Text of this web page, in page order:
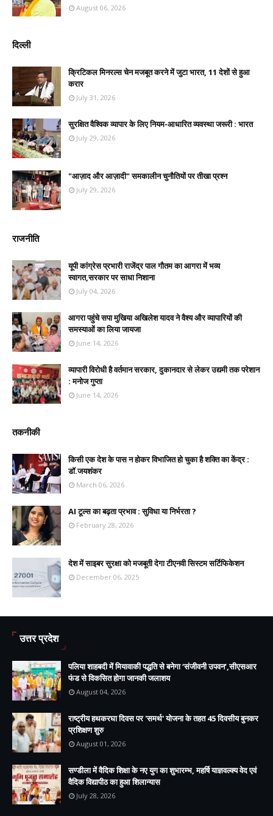
August 06, 2026
दिल्ली
क्रिटिकल मिनरल्स चेन मजबूत करने में जुटा भारत, 11 देशों से हुआ
करार
July 31, 2026
सुरक्षित वैश्विक व्यापार के लिए नियम-आधारित व्यवस्था जरूरी : भारत
July 29, 2026
"आज़ाद और आज़ादी" समकालीन चुनौतियों पर तीखा प्रश्न
July 29, 2026
राजनीति
यूपी कांग्रेस प्रभारी राजेंद्र पाल गौतम का आगरा में भव्य
स्वागत,सरकार पर साधा निशाना
July 04, 2026
आगरा पहुंचे सपा मुखिया अखिलेश यादव ने वैश्य और व्यापारियों की
समस्याओं का लिया जायजा
June 14, 2026
व्यापारी विरोधी है वर्तमान सरकार, दुकानदार से लेकर उद्यमी तक परेशान
: मनोज गुप्ता
June 14, 2026
तकनीकी
किसी एक देश के पास न होकर विभाजित हो चुका है शक्ति का केंद्र :
डॉ.जयशंकर
March 06, 2026
AI टूल्स का बढ़ता प्रभाव : सुविधा या निर्भरता ?
February 28, 2026
देश में साइबर सुरक्षा को मजबूती देगा टीएनवी सिस्टम सर्टिफिकेशन
December 06, 2025
उत्तर प्रदेश
पलिया शाहबदी में मियावाकी पद्धति से बनेगा ‘संजीवनी उपवन’,सीएसआर
फंड से विकसित होगा जानकी जलाशय
August 04, 2026
राष्ट्रीय हथकरघा दिवस पर 'समर्थ' योजना के तहत 45 दिवसीय बुनकर
प्रशिक्षण शुरु
August 01, 2026
सण्डीला में वैदिक शिक्षा के नए युग का शुभारम्भ, महर्षि याज्ञवल्क्य वेद एवं
वैदिक विद्यापीठ का हुआ शिलान्यास
July 28, 2026